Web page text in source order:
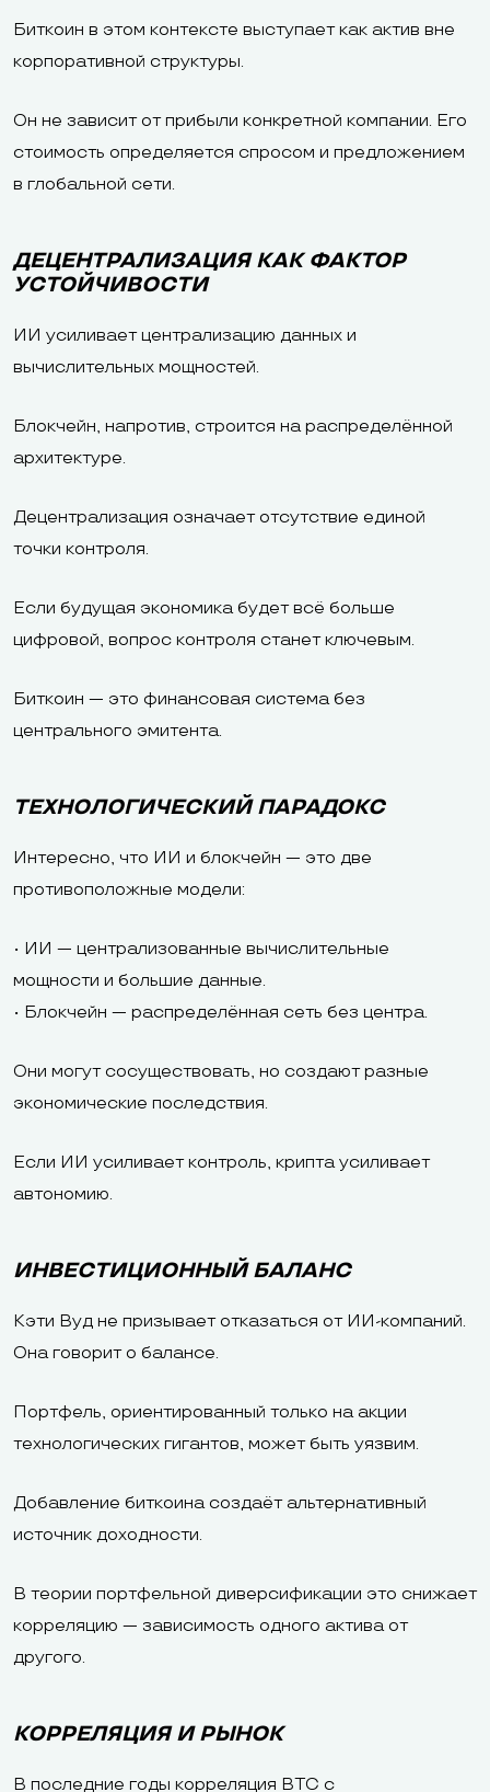
Биткоин в этом контексте выступает как актив вне
корпоративной структуры.
Он не зависит от прибыли конкретной компании. Его
стоимость определяется спросом и предложением
в глобальной сети.
ДЕЦЕНТРАЛИЗАЦИЯ КАК ФАКТОР
УСТОЙЧИВОСТИ
ИИ усиливает централизацию данных и
вычислительных мощностей.
Блокчейн, напротив, строится на распределённой
архитектуре.
Децентрализация означает отсутствие единой
точки контроля.
Если будущая экономика будет всё больше
цифровой, вопрос контроля станет ключевым.
Биткоин — это финансовая система без
центрального эмитента.
ТЕХНОЛОГИЧЕСКИЙ ПАРАДОКС
Интересно, что ИИ и блокчейн — это две
противоположные модели:
• ИИ — централизованные вычислительные
мощности и большие данные.
• Блокчейн — распределённая сеть без центра.
Они могут сосуществовать, но создают разные
экономические последствия.
Если ИИ усиливает контроль, крипта усиливает
автономию.
ИНВЕСТИЦИОННЫЙ БАЛАНС
Кэти Вуд не призывает отказаться от ИИ-компаний.
Она говорит о балансе.
Портфель, ориентированный только на акции
технологических гигантов, может быть уязвим.
Добавление биткоина создаёт альтернативный
источник доходности.
В теории портфельной диверсификации это снижает
корреляцию — зависимость одного актива от
другого.
КОРРЕЛЯЦИЯ И РЫНОК
В последние годы корреляция BTC с